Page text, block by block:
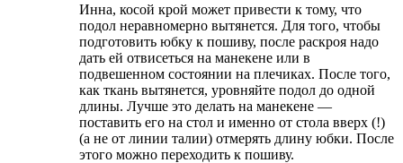
Инна, косой крой может привести к тому, что
подол неравномерно вытянется. Для того, чтобы
подготовить юбку к пошиву, после раскроя надо
дать ей отвисеться на манекене или в
подвешенном состоянии на плечиках. После того,
как ткань вытянется, уровняйте подол до одной
длины. Лучше это делать на манекене —
поставить его на стол и именно от стола вверх (!)
(а не от линии талии) отмерять длину юбки. После
этого можно переходить к пошиву.